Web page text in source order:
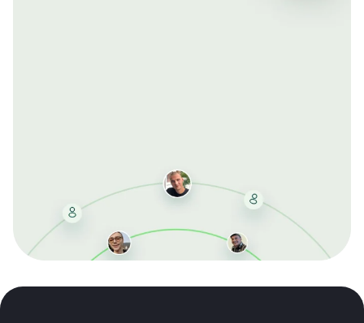
bei jeder Bestellung, erhalten schnelle Lieferung und